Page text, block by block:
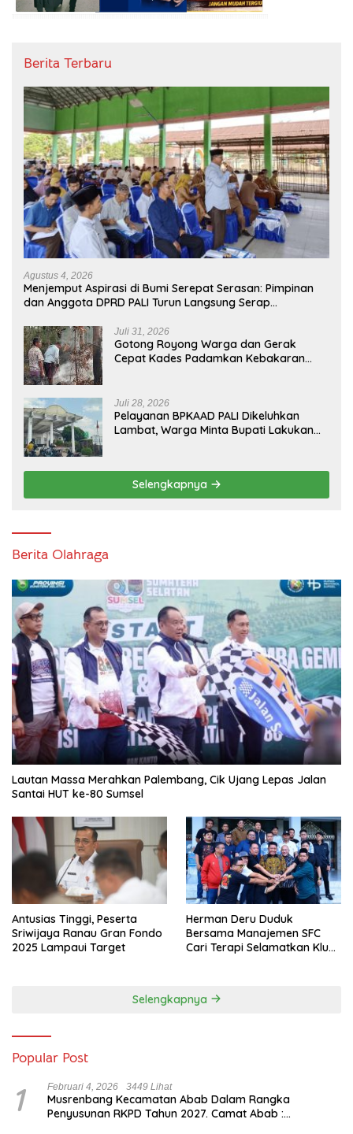
Berita Terbaru
Agustus 4, 2026
Menjemput Aspirasi di Bumi Serepat Serasan: Pimpinan
dan Anggota DPRD PALI Turun Langsung Serap
Juli 31, 2026
Gotong Royong Warga dan Gerak
Cepat Kades Padamkan Kebakaran
Juli 28, 2026
Pelayanan BPKAAD PALI Dikeluhkan
Lambat, Warga Minta Bupati Lakukan
Selengkapnya
Berita Olahraga
Lautan Massa Merahkan Palembang, Cik Ujang Lepas Jalan
Santai HUT ke-80 Sumsel
Antusias Tinggi, Peserta
Sriwijaya Ranau Gran Fondo
2025 Lampaui Target
Herman Deru Duduk
Bersama Manajemen SFC
Cari Terapi Selamatkan Klub
Selengkapnya
Popular Post
1 Februari 4, 2026 3449 Lihat
Musrenbang Kecamatan Abab Dalam Rangka
Penyusunan RKPD Tahun 2027. Camat Abab :